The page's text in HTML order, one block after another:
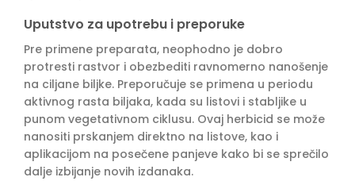
Uputstvo za upotrebu i preporuke
Pre primene preparata, neophodno je dobro
protresti rastvor i obezbediti ravnomerno nanošenje
na ciljane biljke. Preporučuje se primena u periodu
aktivnog rasta biljaka, kada su listovi i stabljike u
punom vegetativnom ciklusu. Ovaj herbicid se može
nanositi prskanjem direktno na listove, kao i
aplikacijom na posečene panjeve kako bi se sprečilo
dalje izbijanje novih izdanaka.